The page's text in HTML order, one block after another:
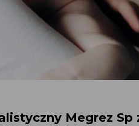
Megrez Sp